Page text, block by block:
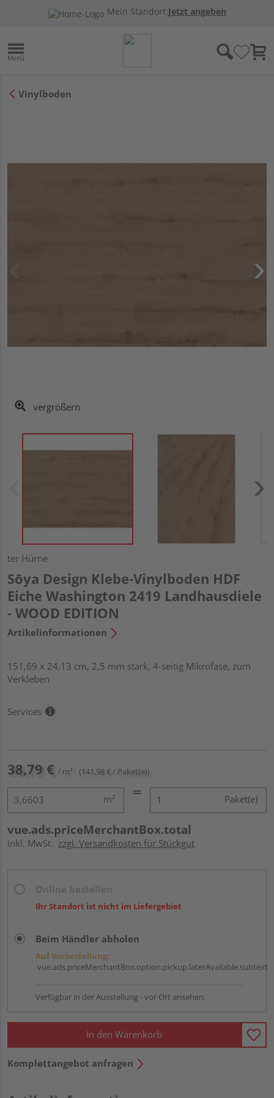
Mein Standort:Jetzt angeben
Vinylboden
vergrößern
ter Hürne
Sōya Design Klebe-Vinylboden HDF
Eiche Washington 2419 Landhausdiele
- WOOD EDITION
Artikelinformationen
151,69 x 24,13 cm, 2,5 mm stark, 4-seitig Mikrofase, zum
Verkleben
Services
38,79 € / m² (141,98 € / Paket(e))
m² Paket(e)
vue.ads.priceMerchantBox.total
inkl. MwSt. zzgl. Versandkosten für Stückgut
Ihr Standort ist nicht im Liefergebiet
Beim Händler abholen
Auf Vorbestellung:
vue.ads.priceMerchantBox.option.pickup.laterAvailable.subtext
Verfügbar in der Ausstellung - vor Ort ansehen.
In den Warenkorb
Komplettangebot anfragen